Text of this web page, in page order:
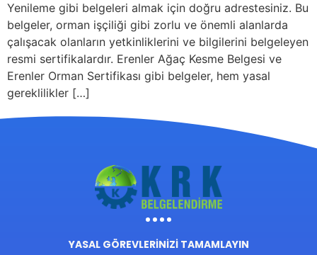
Yenileme gibi belgeleri almak için doğru adrestesiniz. Bu
belgeler, orman işçiliği gibi zorlu ve önemli alanlarda
çalışacak olanların yetkinliklerini ve bilgilerini belgeleyen
resmi sertifikalardır. Erenler Ağaç Kesme Belgesi ve
Erenler Orman Sertifikası gibi belgeler, hem yasal
gereklilikler […]
YASAL GÖREVLERİNİZİ TAMAMLAYIN